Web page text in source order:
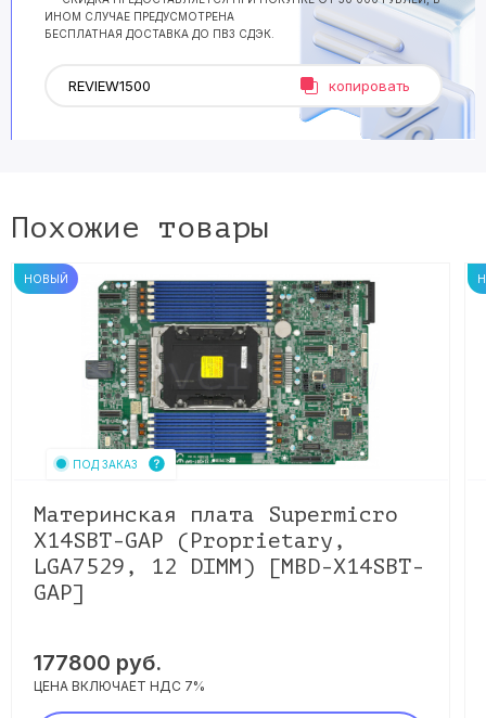
ИНОМ СЛУЧАЕ ПРЕДУСМОТРЕНА
БЕСПЛАТНАЯ ДОСТАВКА ДО ПВЗ СДЭК.
копировать
Похожие товары
НОВЫЙ
ПОД ЗАКАЗ
Материнская плата Supermicro
X14SBT-GAP (Proprietary,
LGA7529, 12 DIMM) [MBD-X14SBT-
GAP]
177800 руб.
ЦЕНА ВКЛЮЧАЕТ НДС 7%